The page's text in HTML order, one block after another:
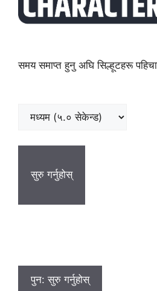
समय समाप्त हुनु अघि सिल्हूटहरू
सुरु गर्नुहोस्
पुन: सुरु गर्नुहोस्